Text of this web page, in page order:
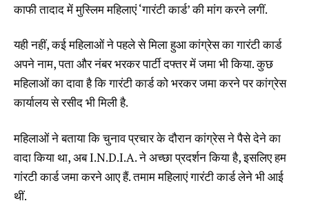
काफी तादाद में मुस्लिम महिलाएं ‘गारंटी कार्ड’ की मांग करने लगीं.
यही नहीं, कई महिलाओं ने पहले से मिला हुआ कांग्रेस का गारंटी कार्ड
अपने नाम, पता और नंबर भरकर पार्टी दफ्तर में जमा भी किया. कुछ
महिलाओं का दावा है कि गारंटी कार्ड को भरकर जमा करने पर कांग्रेस
कार्यालय से रसीद भी मिली है.
महिलाओं ने बताया कि चुनाव प्रचार के दौरान कांग्रेस ने पैसे देने का
वादा किया था, अब I.N.D.I.A. ने अच्छा प्रदर्शन किया है, इसलिए हम
गांरटी कार्ड जमा करने आए हैं. तमाम महिलाएं गारंटी कार्ड लेने भी आई
थीं.